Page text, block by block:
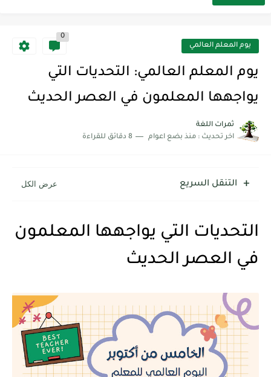
أفضل أكواد خصم تفيدك عند التسوق Discount Codes That Help...
شرح قسم القراءة لكل وحدات الكتاب Super Goal 3 -...
يوم المعلم العالمي
0
يوم المعلم العالمي: التحديات التي
يواجهها المعلمون في العصر الحديث
ثمرات اللغة
اخر تحديث : منذ بضع اعوام 8 دقائق للقراءة
التنقل السريع
التحديات التي يواجهها المعلمون
في العصر الحديث